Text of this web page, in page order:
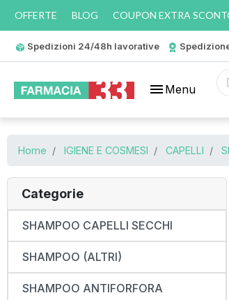
OFFERTE BLOG COUPON EXTRA
Spedizioni 24/48h lavorative
menu Menu
Home IGIENE E COSMESI CAPELLI
Categorie
SHAMPOO CAPELLI SECCHI
SHAMPOO (ALTRI)
SHAMPOO ANTIFORFORA